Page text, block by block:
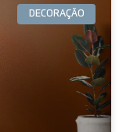
DECORAÇÃO